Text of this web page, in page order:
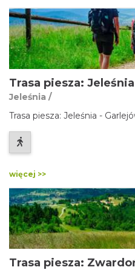
Jeleśnia /
więcej >>
Trasa piesza: